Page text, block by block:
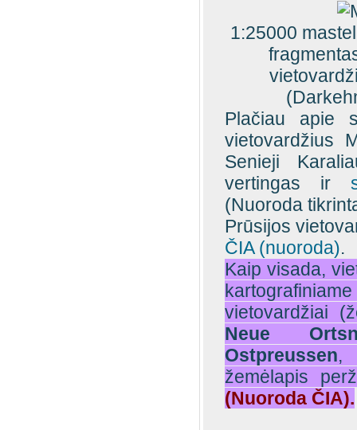
1:25000
Plačiau apie
vietovardžius
Senieji
vertingas ir
(Nuoroda
Prūsijos
ČIA (nuoroda).
Kaip visada,
vietovardžiai
Neue
Ostpreussen,
žemėlapis
(Nuoroda ČIA).